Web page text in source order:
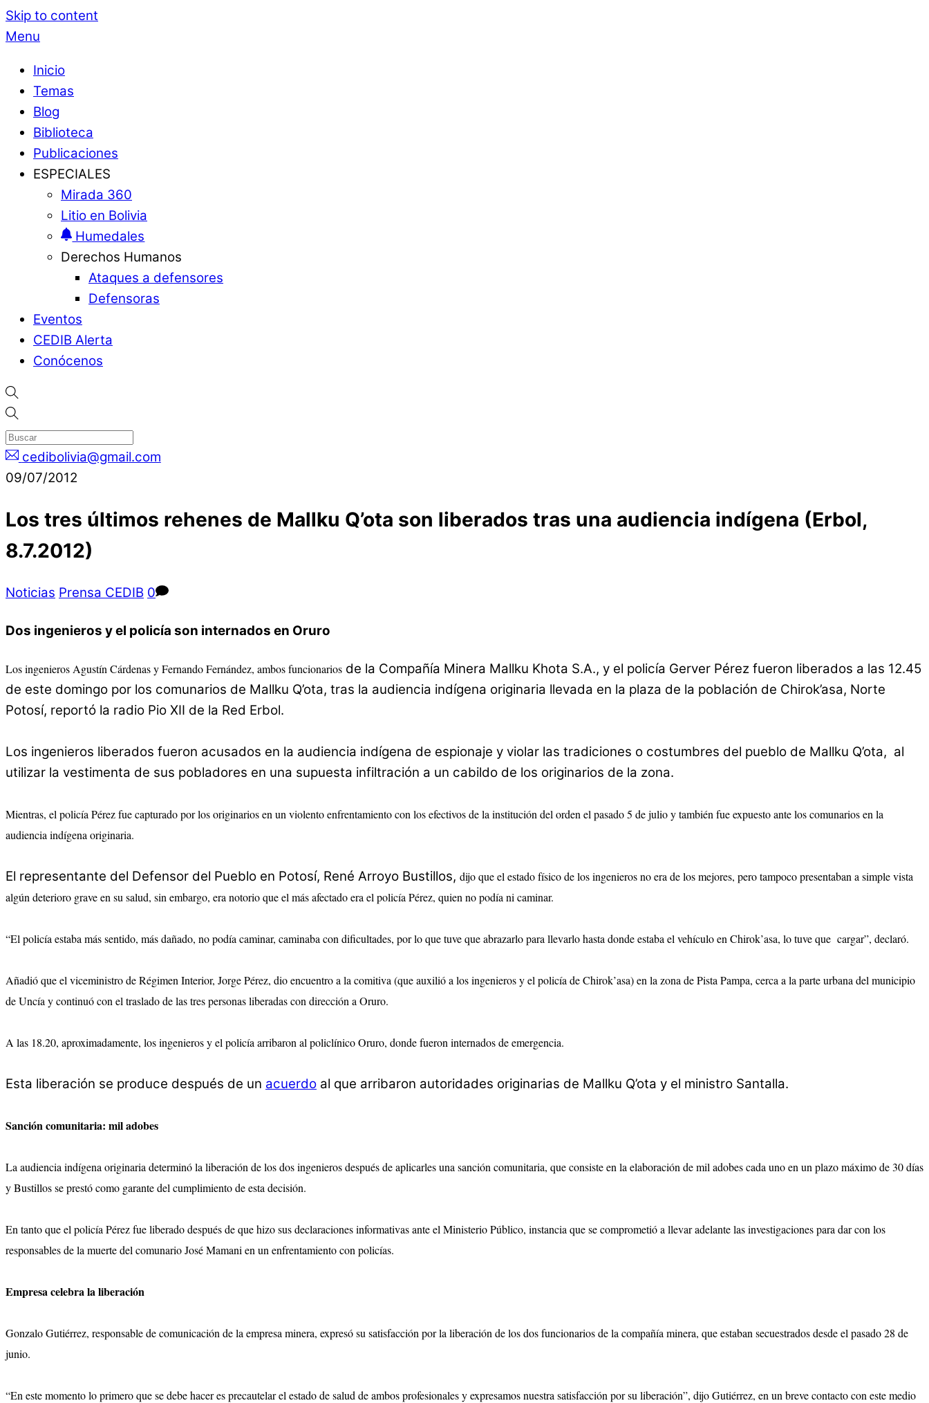
Skip to content
Menu
Inicio
Temas
Blog
Biblioteca
Publicaciones
ESPECIALES
Mirada 360
Litio en Bolivia
Humedales
Derechos Humanos
Ataques a defensores
Defensoras
Eventos
CEDIB Alerta
Conócenos
cedibolivia@gmail.com
09/07/2012
Los tres últimos rehenes de Mallku Q’ota son liberados tras una audiencia indígena (Erbol,
8.7.2012)
Noticias Prensa CEDIB 0
Dos ingenieros y el policía son internados en Oruro
Los ingenieros Agustín Cárdenas y Fernando Fernández, ambos funcionarios de la Compañía Minera Mallku Khota S.A., y el policía Gerver Pérez fueron liberados a las 12.45
de este domingo por los comunarios de Mallku Q’ota, tras la audiencia indígena originaria llevada en la plaza de la población de Chirok’asa, Norte
Potosí, reportó la radio Pio XII de la Red Erbol.
Los ingenieros liberados fueron acusados en la audiencia indígena de espionaje y violar las tradiciones o costumbres del pueblo de Mallku Q’ota, al
utilizar la vestimenta de sus pobladores en una supuesta infiltración a un cabildo de los originarios de la zona.
Mientras, el policía Pérez fue capturado por los originarios en un violento enfrentamiento con los efectivos de la institución del orden el pasado 5 de julio y también fue expuesto ante los comunarios en la
audiencia indígena originaria.
El representante del Defensor del Pueblo en Potosí, René Arroyo Bustillos, dijo que el estado físico de los ingenieros no era de los mejores, pero tampoco presentaban a simple vista
algún deterioro grave en su salud, sin embargo, era notorio que el más afectado era el policía Pérez, quien no podía ni caminar.
“El policía estaba más sentido, más dañado, no podía caminar, caminaba con dificultades, por lo que tuve que abrazarlo para llevarlo hasta donde estaba el vehículo en Chirok’asa, lo tuve que cargar”, declaró.
Añadió que el viceministro de Régimen Interior, Jorge Pérez, dio encuentro a la comitiva (que auxilió a los ingenieros y el policía de Chirok’asa) en la zona de Pista Pampa, cerca a la parte urbana del municipio
de Uncía y continuó con el traslado de las tres personas liberadas con dirección a Oruro.
A las 18.20, aproximadamente, los ingenieros y el policía arribaron al policlínico Oruro, donde fueron internados de emergencia.
Esta liberación se produce después de un acuerdo al que arribaron autoridades originarias de Mallku Q’ota y el ministro Santalla.
Sanción comunitaria: mil adobes
La audiencia indígena originaria determinó la liberación de los dos ingenieros después de aplicarles una sanción comunitaria, que consiste en la elaboración de mil adobes cada uno en un plazo máximo de 30 días
y Bustillos se prestó como garante del cumplimiento de esta decisión.
En tanto que el policía Pérez fue liberado después de que hizo sus declaraciones informativas ante el Ministerio Público, instancia que se comprometió a llevar adelante las investigaciones para dar con los
responsables de la muerte del comunario José Mamani en un enfrentamiento con policías.
Empresa celebra la liberación
Gonzalo Gutiérrez, responsable de comunicación de la empresa minera, expresó su satisfacción por la liberación de los dos funcionarios de la compañía minera, que estaban secuestrados desde el pasado 28 de
junio.
“En este momento lo primero que se debe hacer es precautelar el estado de salud de ambos profesionales y expresamos nuestra satisfacción por su liberación”, dijo Gutiérrez, en un breve contacto con este medio